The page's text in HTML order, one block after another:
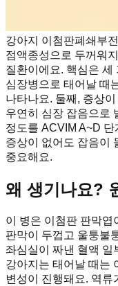
강아지 이첨판폐쇄부
점액종성으로 두꺼워
질환이에요. 핵심은 세
심장병으로 태어날 때
나타나요. 둘째, 증상
우연히 심장 잡음으로
정도를 ACVIM A~D
증상이 없어도 잡음이
중요해요.
왜 생기나요?
이 병은 이첨판 판막엽
판막이 두껍고 울퉁불
좌심실이 짜낸 혈액 일
강아지는 태어날 때는
변성이 진행돼요. 역